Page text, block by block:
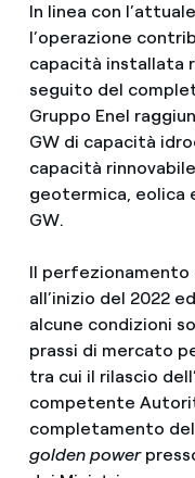
In linea con
l’operazione
capacità installata
seguito del
Gruppo Enel
GW di capacità
capacità
geotermica, eolica
GW.
Il perfezionamento
all’inizio del 2022
alcune condizioni
prassi di mercato
tra cui il rilascio
competente
completamento
golden power